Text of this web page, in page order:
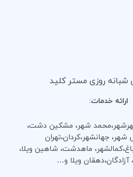
شبانه روزی مستر کلید
ارائه خدمات:
شهر، مشکین دشت،
شهر، جهانشهر،کردان،تهران
ماهدشت، شاهین ویلا،
آزادگان،دهقان ویلا و…